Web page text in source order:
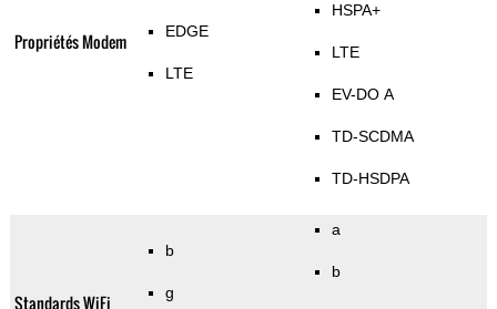
Propriétés Modem EDGE
LTE
HSPA+
LTE
EV-DO A
TD-SCDMA
TD-HSDPA
Standards WiFi
b
g
a
b